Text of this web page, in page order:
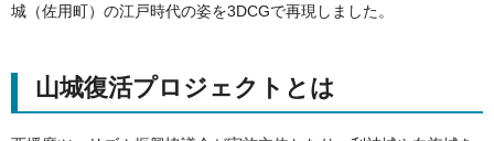
城（佐用町）の江戸時代の姿を3DCGで再現しました。
山城復活プロジェクトとは